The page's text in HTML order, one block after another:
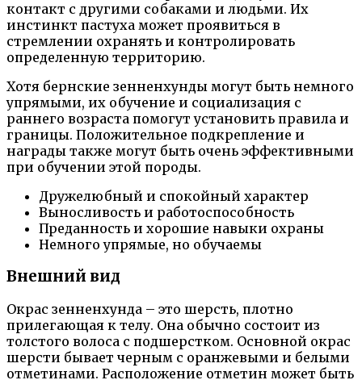
контакт с другими собаками и людьми. Их
инстинкт пастуха может проявиться в
стремлении охранять и контролировать
определенную территорию.
Хотя бернские зенненхунды могут быть немного
упрямыми, их обучение и социализация с
раннего возраста помогут установить правила и
границы. Положительное подкрепление и
награды также могут быть очень эффективными
при обучении этой породы.
Дружелюбный и спокойный характер
Выносливость и работоспособность
Преданность и хорошие навыки охраны
Немного упрямые, но обучаемы
Внешний вид
Окрас зенненхунда – это шерсть, плотно
прилегающая к телу. Она обычно состоит из
толстого волоса с подшерстком. Основной окрас
шерсти бывает черным с оранжевыми и белыми
отметинами. Расположение отметин может быть